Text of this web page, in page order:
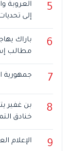
5
العروبة
إلى
6
باراك
مطالب
7 جمهورية
8
بن غفير
خنادق
9 الإعلام